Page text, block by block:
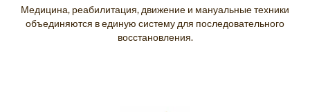
Медицина, реабилитация, движение и мануальные техники
объединяются в единую систему для последовательного
восстановления.